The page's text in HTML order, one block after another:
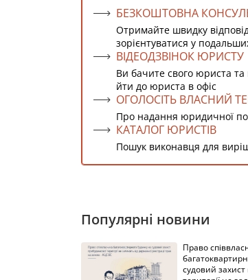
БЕЗКОШТОВНА
Отримайте швидку
зорієнтуватися у
ВІДЕОДЗВІНОК ЮРИСТУ
Ви бачите свого юриста
йти до юриста в офіс
ОГОЛОСІТЬ ВЛАСНИЙ
Про надання юридичної
КАТАЛОГ ЮРИСТІВ
Пошук виконавця для
Популярні новини
Право
судовий